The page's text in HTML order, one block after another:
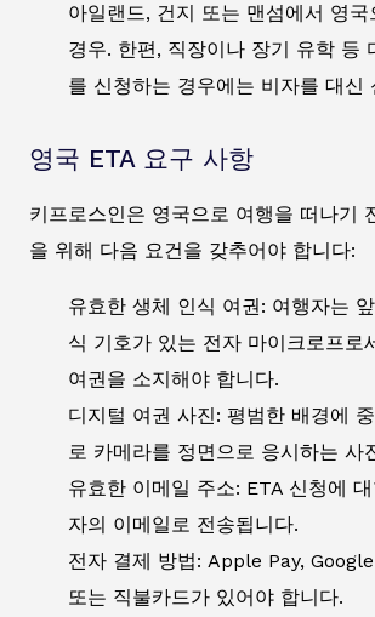
아일랜드, 건지 또는 맨섬에서 영국
경우. 한편, 직장이나 장기 유학 등
를 신청하는 경우에는 비자를 대신
영국 ETA 요구 사항
키프로스인은 영국으로 여행을 떠나기
을 위해 다음 요건을 갖추어야 합니다:
유효한 생체 인식 여권: 여행자는
식 기호가 있는 전자 마이크로프로
여권을 소지해야 합니다.
디지털 여권 사진: 평범한 배경에
로 카메라를 정면으로 응시하는 사
유효한 이메일 주소: ETA 신청에
자의 이메일로 전송됩니다.
전자 결제 방법: Apple Pay,
또는 직불카드가 있어야 합니다.